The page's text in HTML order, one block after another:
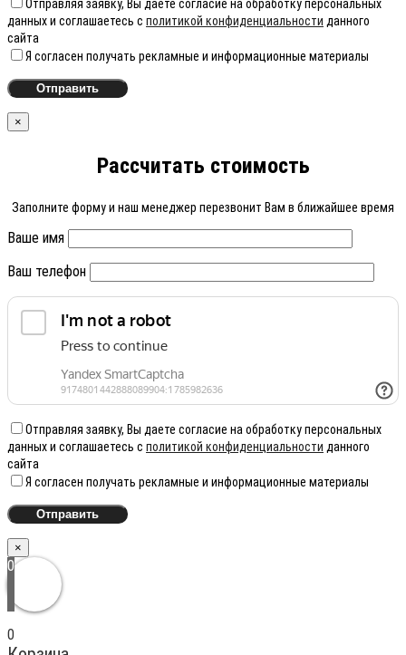
Отправляя заявку, Вы даете согласие на обработку персональных
данных и соглашаетесь с политикой конфиденциальности данного
сайта
Я согласен получать рекламные и информационные материалы
×
Рассчитать стоимость
Заполните форму и наш менеджер перезвонит Вам в ближайшее время
Ваше имя
Ваш телефон
Отправляя заявку, Вы даете согласие на обработку персональных
данных и соглашаетесь с политикой конфиденциальности данного
сайта
Я согласен получать рекламные и информационные материалы
×
0
0